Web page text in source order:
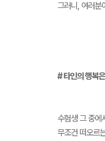
그러니, 여러분
# 타인의 행복
수험생 그 중에
무조건 떠오르